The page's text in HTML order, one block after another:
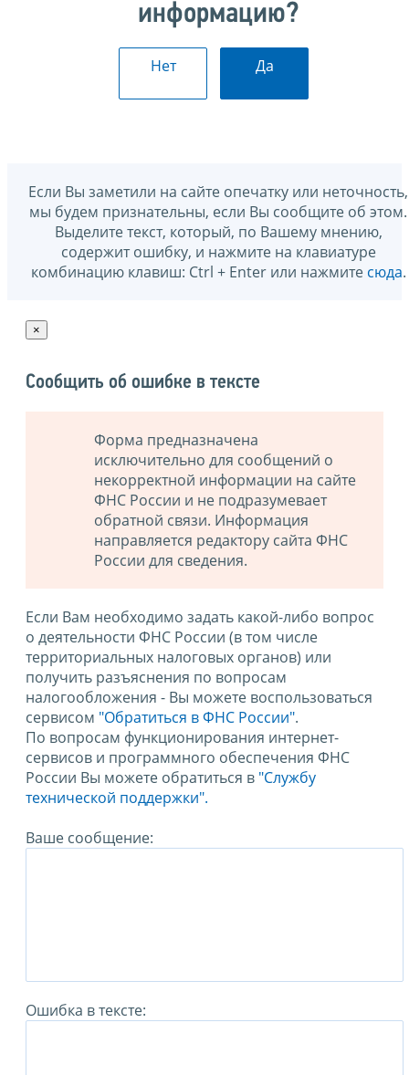
информацию?
Нет Да
Если Вы заметили на сайте опечатку или неточность,
мы будем признательны, если Вы сообщите об этом.
Выделите текст, который, по Вашему мнению,
содержит ошибку, и нажмите на клавиатуре
комбинацию клавиш: Ctrl + Enter или нажмите сюда.
×
Сообщить об ошибке в тексте
Форма предназначена
исключительно для сообщений о
некорректной информации на сайте
ФНС России и не подразумевает
обратной связи. Информация
направляется редактору сайта ФНС
России для сведения.
Если Вам необходимо задать какой-либо вопрос
о деятельности ФНС России (в том числе
территориальных налоговых органов) или
получить разъяснения по вопросам
налогообложения - Вы можете воспользоваться
сервисом "Обратиться в ФНС России".
По вопросам функционирования интернет-
сервисов и программного обеспечения ФНС
России Вы можете обратиться в "Службу
технической поддержки".
Ваше сообщение:
Ошибка в тексте: